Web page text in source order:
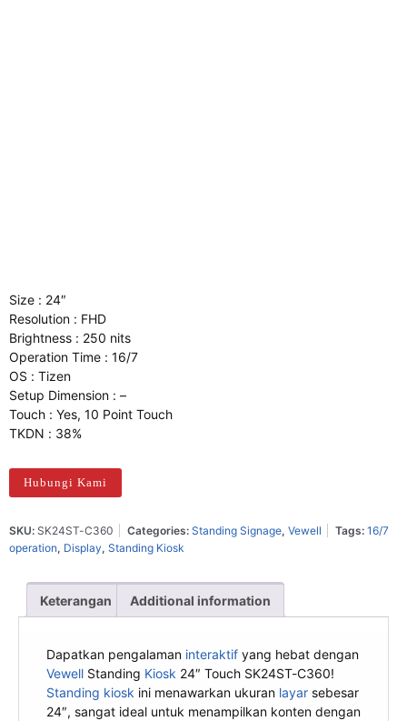
Size : 24″
Resolution : FHD
Brightness : 250 nits
Operation Time : 16/7
OS : Tizen
Setup Dimension : –
Touch : Yes, 10 Point Touch
TKDN : 38%
Hubungi Kami
SKU: SK24ST-C360 Categories: Standing Signage, Vewell Tags: 16/7
operation, Display, Standing Kiosk
Keterangan Additional information
Dapatkan pengalaman interaktif yang hebat dengan
Vewell Standing Kiosk 24″ Touch SK24ST-C360!
Standing kiosk ini menawarkan ukuran layar sebesar
24″, sangat ideal untuk menampilkan konten dengan